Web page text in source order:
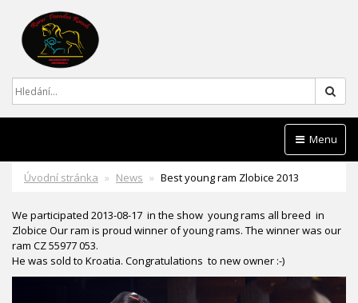
Menu
Úvodní stránka News Best young ram Zlobice 2013
We participated 2013-08-17 in the show young rams all breed in
Zlobice Our ram is proud winner of young rams. The winner was our
ram CZ 55977 053.
He was sold to Kroatia. Congratulations to new owner :-)